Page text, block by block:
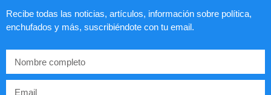
Recibe todas las noticias, artículos, información sobre política,
enchufados y más, suscribiéndote con tu email.